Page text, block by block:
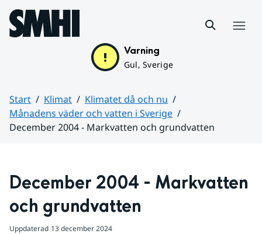
Hoppa till sidans innehåll
Varning
Gul, Sverige
Start Klimat
Klimatet då och nu
Månadens väder och vatten i Sverige
December 2004 - Markvatten och grundvatten
December 2004 - Markvatten
och grundvatten
Uppdaterad 13 december 2024